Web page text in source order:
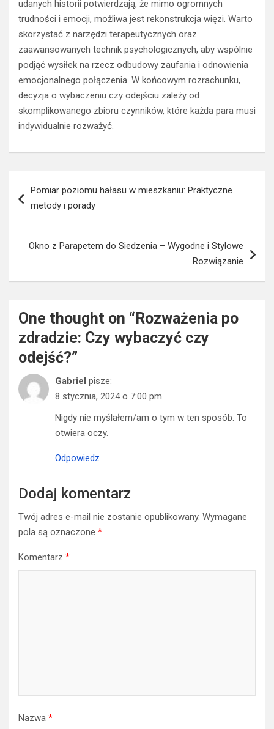
udanych historii potwierdzają, że mimo ogromnych
trudności i emocji, możliwa jest rekonstrukcja więzi. Warto
skorzystać z narzędzi terapeutycznych oraz
zaawansowanych technik psychologicznych, aby wspólnie
podjąć wysiłek na rzecz odbudowy zaufania i odnowienia
emocjonalnego połączenia. W końcowym rozrachunku,
decyzja o wybaczeniu czy odejściu zależy od
skomplikowanego zbioru czynników, które każda para musi
indywidualnie rozważyć.
wpisu
Pomiar poziomu hałasu w mieszkaniu: Praktyczne
metody i porady
Okno z Parapetem do Siedzenia – Wygodne i Stylowe
Rozwiązanie
One thought on “ Rozważenia po
zdradzie: Czy wybaczyć czy
odejść?”
Gabriel pisze:
8 stycznia, 2024 o 7:00 pm
Nigdy nie myślałem/am o tym w ten sposób. To
otwiera oczy.
Odpowiedz
Dodaj komentarz
Twój adres e-mail nie zostanie opublikowany. Wymagane
pola są oznaczone *
Komentarz *
Nazwa *